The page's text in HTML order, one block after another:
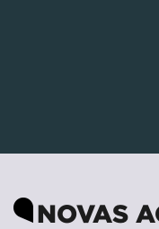
NOVAS